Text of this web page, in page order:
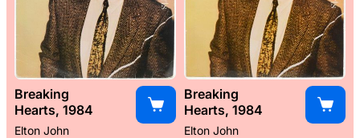
Breaking
Hearts, 1984
Elton John
Breaking
Hearts, 1984
Elton John